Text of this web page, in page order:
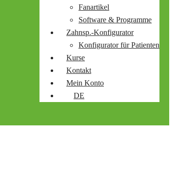
Fanartikel
Software & Programme
Zahnsp.-Konfigurator
Konfigurator für Patienten
Kurse
Kontakt
Mein Konto
DE